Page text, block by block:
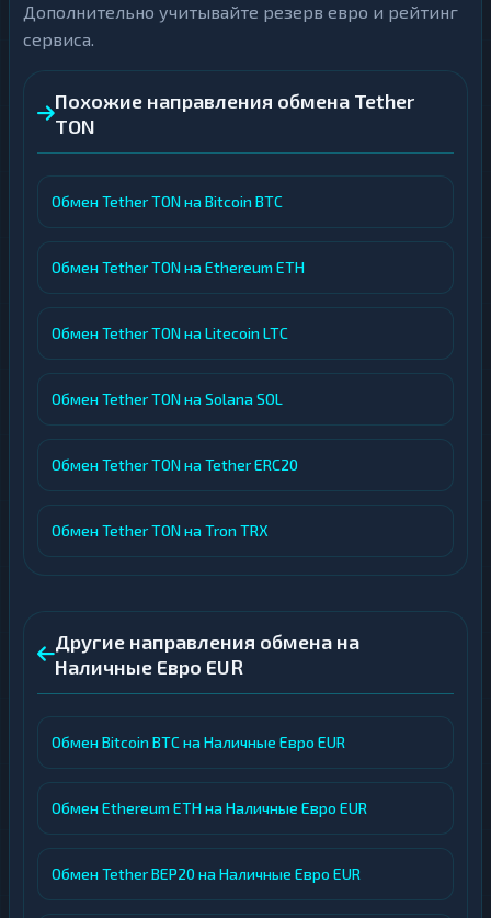
Дополнительно учитывайте резерв евро и рейтинг
сервиса.
Похожие направления обмена Tether
TON
Обмен Tether TON на Bitcoin BTC
Обмен Tether TON на Ethereum ETH
Обмен Tether TON на Litecoin LTC
Обмен Tether TON на Solana SOL
Обмен Tether TON на Tether ERC20
Обмен Tether TON на Tron TRX
Другие направления обмена на
Наличные Евро EUR
Обмен Bitcoin BTC на Наличные Евро EUR
Обмен Ethereum ETH на Наличные Евро EUR
Обмен Tether BEP20 на Наличные Евро EUR